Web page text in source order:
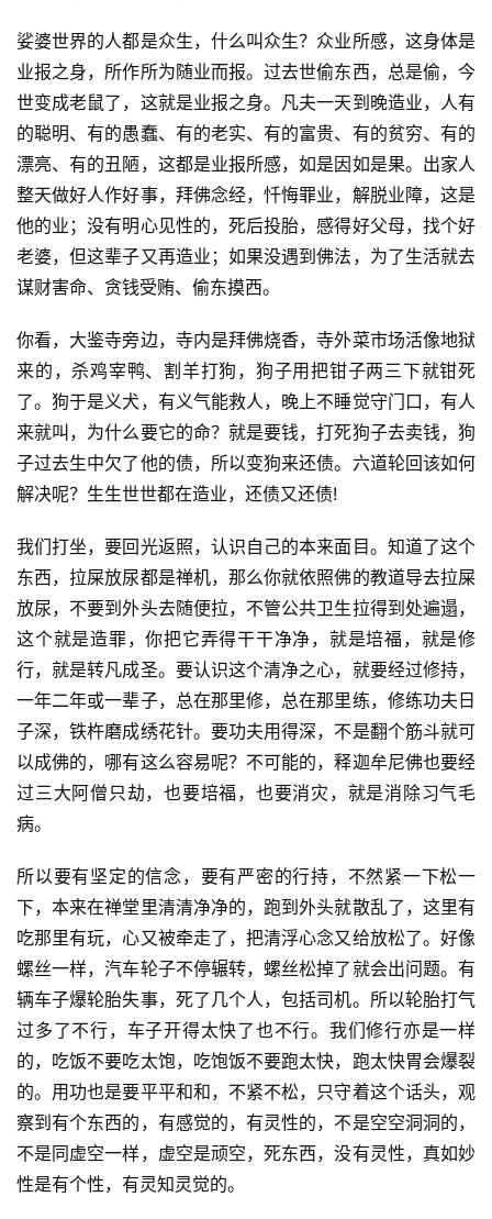
资
讯
八
点
僧
音
高
僧
访
心
乐
菩
提
专
题
公
益
慈
娑婆世界的人都是众生，什么叫众生？众业所感，这身体是
业报之身，所作所为随业而报。过去世偷东西，总是偷，今
世变成老鼠了，这就是业报之身。凡夫一天到晚造业，人有
的聪明、有的愚蠢、有的老实、有的富贵、有的贫穷、有的
漂亮、有的丑陋，这都是业报所感，如是因如是果。出家人
整天做好人作好事，拜佛念经，忏悔罪业，解脱业障，这是
他的业；没有明心见性的，死后投胎，感得好父母，找个好
老婆，但这辈子又再造业；如果没遇到佛法，为了生活就去
谋财害命、贪钱受贿、偷东摸西。
你看，大鉴寺旁边，寺内是拜佛烧香，寺外菜市场活像地狱
来的，杀鸡宰鸭、割羊打狗，狗子用把钳子两三下就钳死
了。狗于是义犬，有义气能救人，晚上不睡觉守门口，有人
来就叫，为什么要它的命？就是要钱，打死狗子去卖钱，狗
子过去生中欠了他的债，所以变狗来还债。六道轮回该如何
解决呢？生生世世都在造业，还债又还债!
我们打坐，要回光返照，认识自己的本来面目。知道了这个
东西，拉屎放尿都是禅机，那么你就依照佛的教道导去拉屎
放尿，不要到外头去随便拉，不管公共卫生拉得到处遍遢，
这个就是造罪，你把它弄得干干净净，就是培福，就是修
行，就是转凡成圣。要认识这个清净之心，就要经过修持，
一年二年或一辈子，总在那里修，总在那里练，修练功夫日
子深，铁杵磨成绣花针。要功夫用得深，不是翻个筋斗就可
以成佛的，哪有这么容易呢？不可能的，释迦牟尼佛也要经
过三大阿僧只劫，也要培福，也要消灾，就是消除习气毛
病。
所以要有坚定的信念，要有严密的行持，不然紧一下松一
下，本来在禅堂里清清净净的，跑到外头就散乱了，这里有
吃那里有玩，心又被牵走了，把清浮心念又给放松了。好像
螺丝一样，汽车轮子不停辗转，螺丝松掉了就会出问题。有
辆车子爆轮胎失事，死了几个人，包括司机。所以轮胎打气
过多了不行，车子开得太快了也不行。我们修行亦是一样
的，吃饭不要吃太饱，吃饱饭不要跑太快，跑太快胃会爆裂
的。用功也是要平平和和，不紧不松，只守着这个话头，观
察到有个东西的，有感觉的，有灵性的，不是空空洞洞的，
不是同虚空一样，虚空是顽空，死东西，没有灵性，真如妙
性是有个性，有灵知灵觉的。